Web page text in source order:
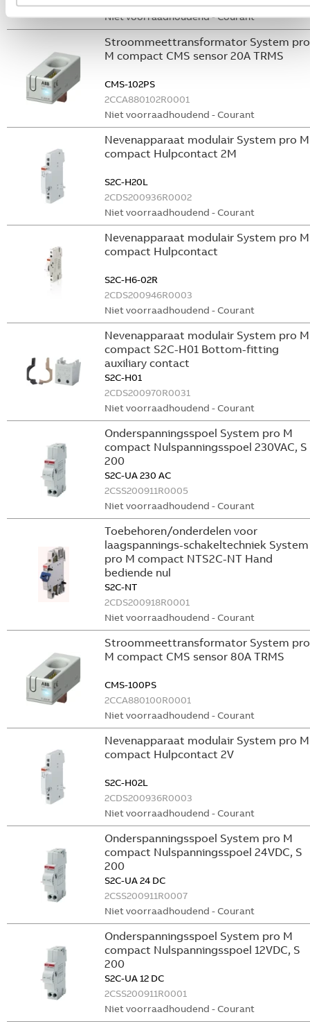
Niet voorraadhoudend - Courant
Stroommeettransformator System pro
M compact CMS sensor 20A TRMS
CMS-102PS
2CCA880102R0001
Niet voorraadhoudend - Courant
Nevenapparaat modulair System pro M
compact Hulpcontact 2M
S2C-H20L
2CDS200936R0002
Niet voorraadhoudend - Courant
Nevenapparaat modulair System pro M
compact Hulpcontact
S2C-H6-02R
2CDS200946R0003
Niet voorraadhoudend - Courant
Nevenapparaat modulair System pro M
compact S2C-H01 Bottom-fitting
auxiliary contact
S2C-H01
2CDS200970R0031
Niet voorraadhoudend - Courant
Onderspanningsspoel System pro M
compact Nulspanningsspoel 230VAC, S
200
S2C-UA 230 AC
2CSS200911R0005
Niet voorraadhoudend - Courant
Toebehoren/onderdelen voor
laagspannings-schakeltechniek System
pro M compact NTS2C-NT Hand
bediende nul
S2C-NT
2CDS200918R0001
Niet voorraadhoudend - Courant
Stroommeettransformator System pro
M compact CMS sensor 80A TRMS
CMS-100PS
2CCA880100R0001
Niet voorraadhoudend - Courant
Nevenapparaat modulair System pro M
compact Hulpcontact 2V
S2C-H02L
2CDS200936R0003
Niet voorraadhoudend - Courant
Onderspanningsspoel System pro M
compact Nulspanningsspoel 24VDC, S
200
S2C-UA 24 DC
2CSS200911R0007
Niet voorraadhoudend - Courant
Onderspanningsspoel System pro M
compact Nulspanningsspoel 12VDC, S
200
S2C-UA 12 DC
2CSS200911R0001
Niet voorraadhoudend - Courant